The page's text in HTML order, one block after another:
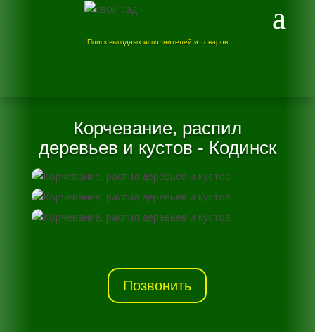
Поиск выгодных исполнителей и товаров
Корчевание, распил
деревьев и кустов - Кодинск
Позвонить